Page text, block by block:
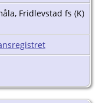
Fridlevstad fs (K)